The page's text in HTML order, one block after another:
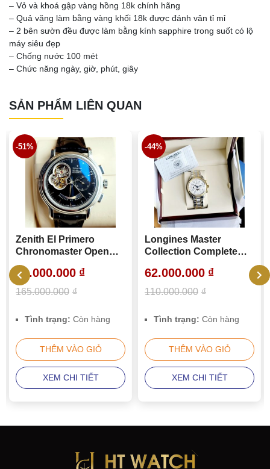
– Vỏ và khoá gập vàng hồng 18k chính hãng
– Quả văng làm bằng vàng khối 18k được đánh vân tỉ mỉ
– 2 bên sườn đều được làm bằng kính sapphire trong suốt có lộ
máy siêu đẹp
– Chống nước 100 mét
– Chức năng ngày, giờ, phút, giây
SẢN PHẨM LIÊN QUAN
Zenith El Primero
Chronomaster Open
Heart
81.000.000 ₫
165.000.000 ₫
Tình trạng: Còn hàng
THÊM VÀO GIỎ
-51%
XEM CHI TIẾT
Longines Master
Collection Complete
62.000.000 ₫
110.000.000 ₫
Tình trạng: Còn hàng
THÊM VÀO GIỎ
-44%
XEM CHI TIẾT